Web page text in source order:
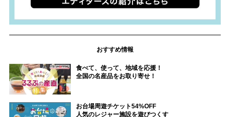
おすすめ情報
食べて、使って、地域を応援！
全国の名産品をお取り寄せ！
お台場周遊チケット54%OFF
人気のレジャー施設を遊びつくす